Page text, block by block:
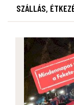
SZÁLLÁS,